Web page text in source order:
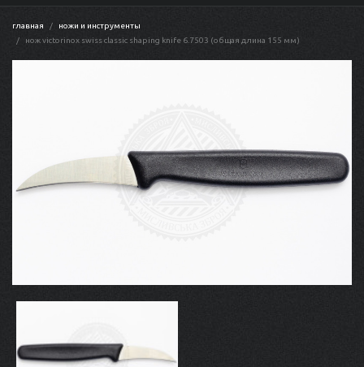
главная
ножи и инструменты
нож victorinox swiss classic shaping knife 6.7503 (общая длина 155 мм)